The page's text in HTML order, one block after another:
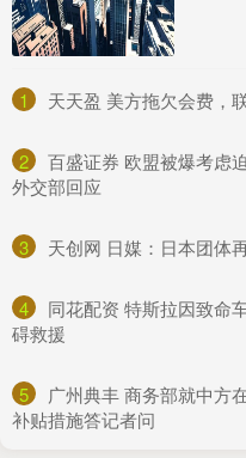
1 天天盈 美方拖欠会费，
2
百盛证券 欧盟被爆考虑
外交部回应
3 天创网 日媒：日本团体
4
同花配资 特斯拉因致命
碍救援
5
广州典丰 商务部就中方
补贴措施答记者问